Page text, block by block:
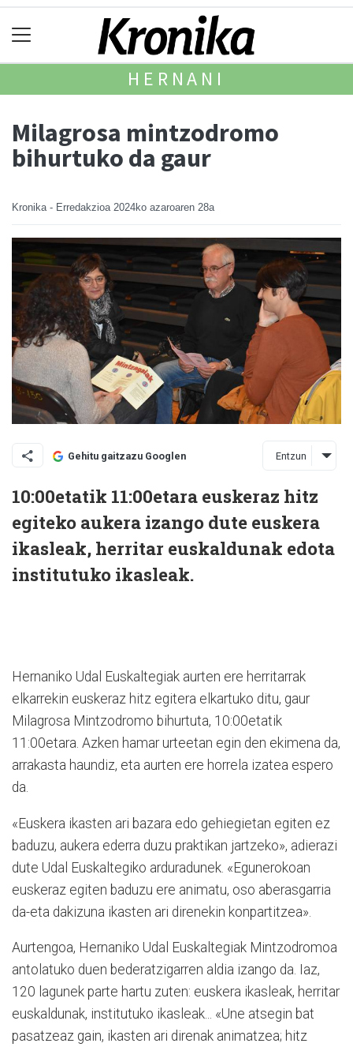
HERNANI
Milagrosa mintzodromo
bihurtuko da gaur
Kronika - Erredakzioa 2024ko azaroaren 28a
Gehitu gaitzazu Googlen Entzun
10:00etatik 11:00etara euskeraz hitz
egiteko aukera izango dute euskera
ikasleak, herritar euskaldunak edota
institutuko ikasleak.
Hernaniko Udal Euskaltegiak aurten ere herritarrak
elkarrekin euskeraz hitz egitera elkartuko ditu, gaur
Milagrosa Mintzodromo bihurtuta, 10:00etatik
11:00etara. Azken hamar urteetan egin den ekimena da,
arrakasta haundiz, eta aurten ere horrela izatea espero
da.
«Euskera ikasten ari bazara edo gehiegietan egiten ez
baduzu, aukera ederra duzu praktikan jartzeko», adierazi
dute Udal Euskaltegiko arduradunek. «Egunerokoan
euskeraz egiten baduzu ere animatu, oso aberasgarria
da-eta dakizuna ikasten ari direnekin konpartitzea».
Aurtengoa, Hernaniko Udal Euskaltegiak Mintzodromoa
antolatuko duen bederatzigarren aldia izango da. Iaz,
120 lagunek parte hartu zuten: euskera ikasleak, herritar
euskaldunak, institutuko ikasleak... «Une atsegin bat
pasatzeaz gain, ikasten ari direnak animatzea; hitz